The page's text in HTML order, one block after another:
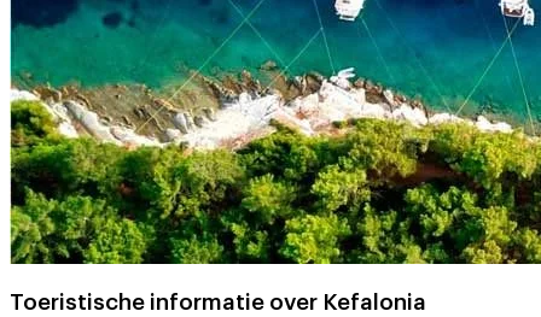
Toeristische informatie over Kefalonia